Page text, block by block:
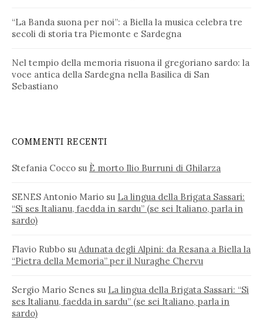
“La Banda suona per noi”: a Biella la musica celebra tre
secoli di storia tra Piemonte e Sardegna
Nel tempio della memoria risuona il gregoriano sardo: la
voce antica della Sardegna nella Basilica di San
Sebastiano
COMMENTI RECENTI
Stefania Cocco su È morto Ilio Burruni di Ghilarza
SENES Antonio Mario su La lingua della Brigata Sassari:
“Si ses Italianu, faedda in sardu” (se sei Italiano, parla in
sardo)
Flavio Rubbo su Adunata degli Alpini: da Resana a Biella la
“Pietra della Memoria” per il Nuraghe Chervu
Sergio Mario Senes su La lingua della Brigata Sassari: “Si
ses Italianu, faedda in sardu” (se sei Italiano, parla in
sardo)